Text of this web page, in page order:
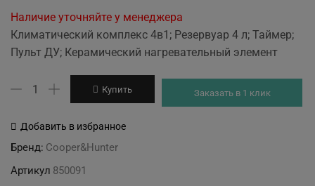
was:
8'999 грн.
is:
7'499 грн.
Наличие уточняйте у менеджера
Климатический комплекс 4в1; Резервуар 4 л; Таймер;
Пульт ДУ; Керамический нагревательный элемент
Количество
Cooper&Hunter
PHF45402EV
климатический
Купить Заказать в 1 клик
Добавить в избранное
Бренд: Cooper&Hunter
Артикул 850091